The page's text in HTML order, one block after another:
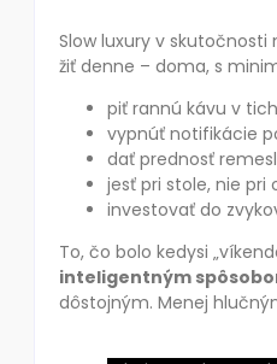
Slow luxury v
žiť denne – doma, s
piť rannú kávu v
vypnúť notifikácie
dať prednosť
jesť pri stole, nie pri
investovať do
To, čo bolo kedysi
inteligentným
dôstojným. Menej